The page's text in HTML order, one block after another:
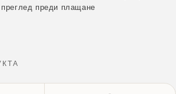
преди плащане